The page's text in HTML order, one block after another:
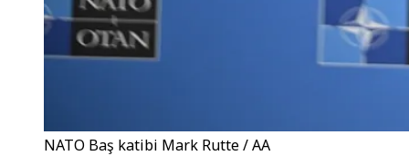
NATO Baş katibi Mark Rutte / AA